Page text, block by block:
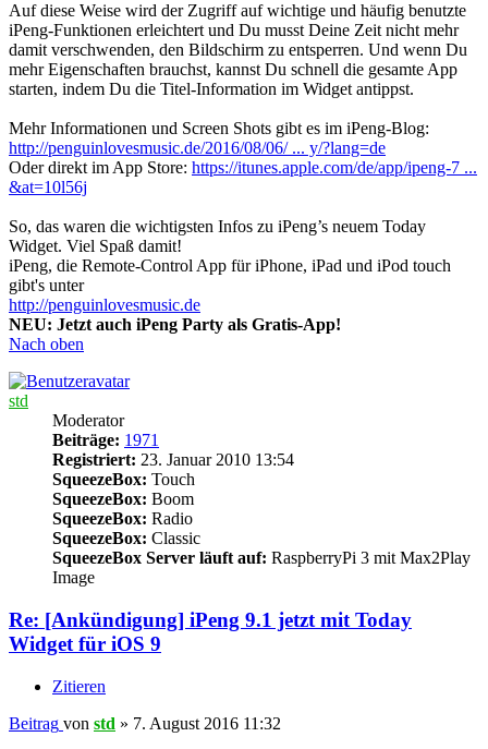
Auf diese Weise wird der Zugriff auf wichtige und häufig benutzte
iPeng-Funktionen erleichtert und Du musst Deine Zeit nicht mehr
damit verschwenden, den Bildschirm zu entsperren. Und wenn Du
mehr Eigenschaften brauchst, kannst Du schnell die gesamte App
starten, indem Du die Titel-Information im Widget antippst.
Mehr Informationen und Screen Shots gibt es im iPeng-Blog:
http://penguinlovesmusic.de/2016/08/06/ ... y/?lang=de
Oder direkt im App Store: https://itunes.apple.com/de/app/ipeng-7 ...
&at=10l56j
So, das waren die wichtigsten Infos zu iPeng’s neuem Today
Widget. Viel Spaß damit!
iPeng, die Remote-Control App für iPhone, iPad und iPod touch
gibt's unter
http://penguinlovesmusic.de
NEU: Jetzt auch iPeng Party als Gratis-App!
Nach oben
std
Moderator
Beiträge: 1971
Registriert: 23. Januar 2010 13:54
SqueezeBox: Touch
SqueezeBox: Boom
SqueezeBox: Radio
SqueezeBox: Classic
SqueezeBox Server läuft auf: RaspberryPi 3 mit Max2Play
Image
Re: [Ankündigung] iPeng 9.1 jetzt mit Today
Widget für iOS 9
Zitieren
Beitrag von std » 7. August 2016 11:32